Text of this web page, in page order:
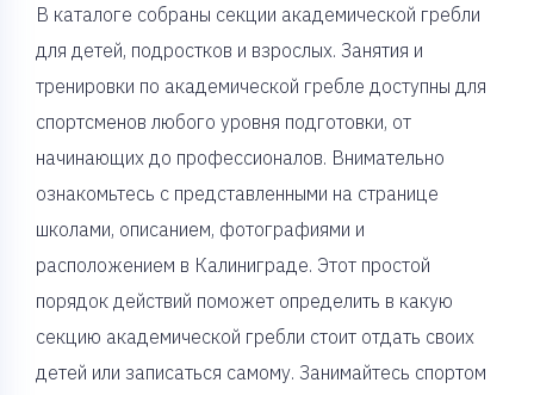
В каталоге собраны секции академической гребли
для детей, подростков и взрослых. Занятия и
тренировки по академической гребле доступны для
спортсменов любого уровня подготовки, от
начинающих до профессионалов. Внимательно
ознакомьтесь с представленными на странице
школами, описанием, фотографиями и
расположением в Калиниграде. Этот простой
порядок действий поможет определить в какую
секцию академической гребли стоит отдать своих
детей или записаться самому. Занимайтесь спортом